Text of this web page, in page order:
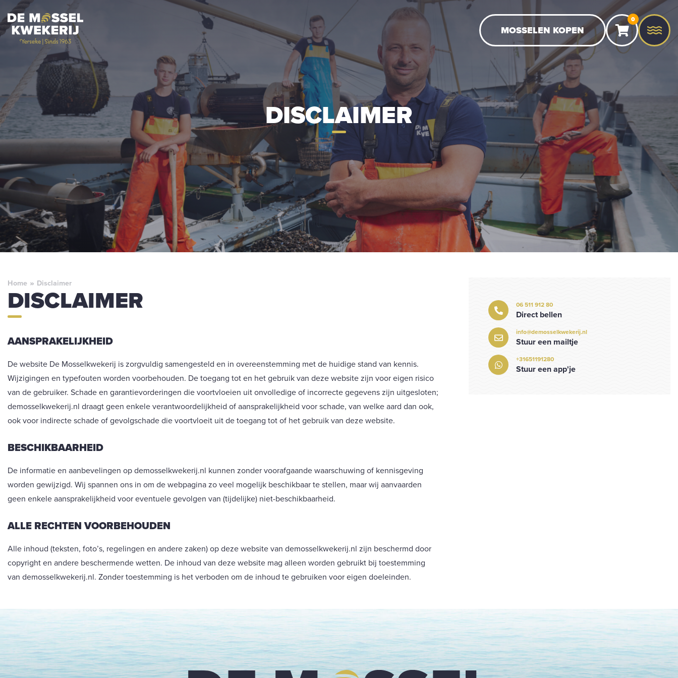
MOSSELEN KOPEN
0
DISCLAIMER
Home » Disclaimer
DISCLAIMER
AANSPRAKELIJKHEID
De website De Mosselkwekerij is zorgvuldig samengesteld en in overeenstemming met de huidige stand van kennis.
Wijzigingen en typefouten worden voorbehouden. De toegang tot en het gebruik van deze website zijn voor eigen risico
van de gebruiker. Schade en garantievorderingen die voortvloeien uit onvolledige of incorrecte gegevens zijn uitgesloten;
demosselkwekerij.nl draagt geen enkele verantwoordelijkheid of aansprakelijkheid voor schade, van welke aard dan ook,
ook voor indirecte schade of gevolgschade die voortvloeit uit de toegang tot of het gebruik van deze website.
BESCHIKBAARHEID
De informatie en aanbevelingen op demosselkwekerij.nl kunnen zonder voorafgaande waarschuwing of kennisgeving
worden gewijzigd. Wij spannen ons in om de webpagina zo veel mogelijk beschikbaar te stellen, maar wij aanvaarden
geen enkele aansprakelijkheid voor eventuele gevolgen van (tijdelijke) niet-beschikbaarheid.
ALLE RECHTEN VOORBEHOUDEN
Alle inhoud (teksten, foto’s, regelingen en andere zaken) op deze website van demosselkwekerij.nl zijn beschermd door
copyright en andere beschermende wetten. De inhoud van deze website mag alleen worden gebruikt bij toestemming
van demosselkwekerij.nl. Zonder toestemming is het verboden om de inhoud te gebruiken voor eigen doeleinden.
06 511 912 80
Direct bellen
info@demosselkwekerij.nl
Stuur een mailtje
+31651191280
Stuur een app'je